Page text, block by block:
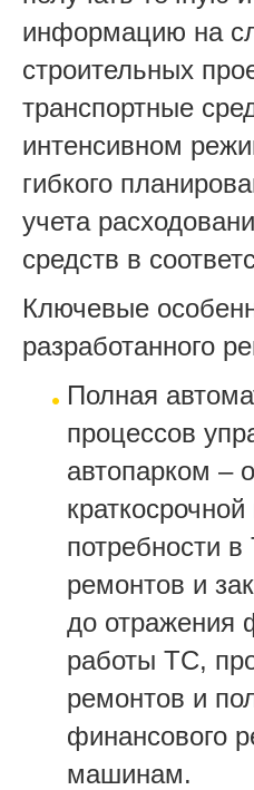
информацию на
строительных
транспортные
интенсивном
гибкого
учета
средств в
Ключевые
разработанного
Полная
процессов
автопарком –
потребности
ремонтов и
до отражения
работы ТС,
ремонтов и
финансового
машинам.